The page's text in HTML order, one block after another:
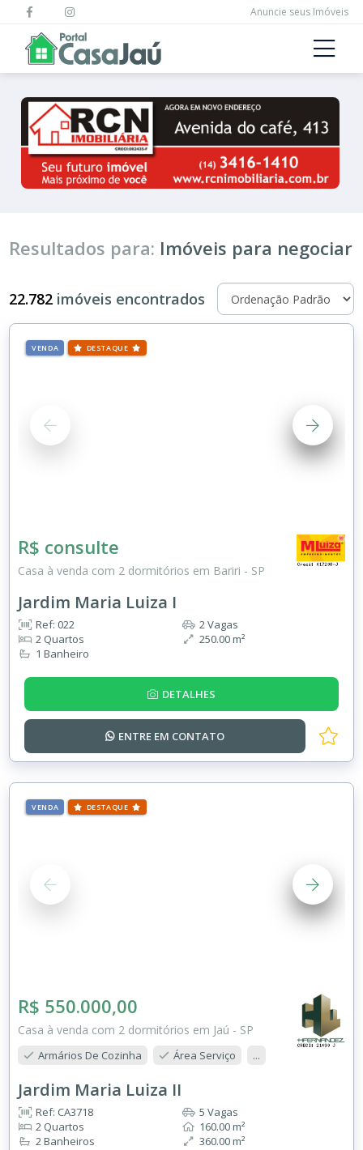
Anuncie seus Imóveis
Resultados para: Imóveis para negociar
22.782 imóveis encontrados
VENDA DESTAQUE
R$ consulte
Casa à venda com 2 dormitórios em Bariri - SP
Jardim Maria Luiza I
Ref: 022
2 Quartos
1 Banheiro
2 Vagas
250.00 m²
DETALHES
ENTRE EM CONTATO
VENDA DESTAQUE
R$ 550.000,00
Casa à venda com 2 dormitórios em Jaú - SP
Armários De Cozinha Área Serviço ...
Jardim Maria Luiza II
Ref: CA3718
2 Quartos
2 Banheiros
5 Vagas
160.00 m²
360.00 m²